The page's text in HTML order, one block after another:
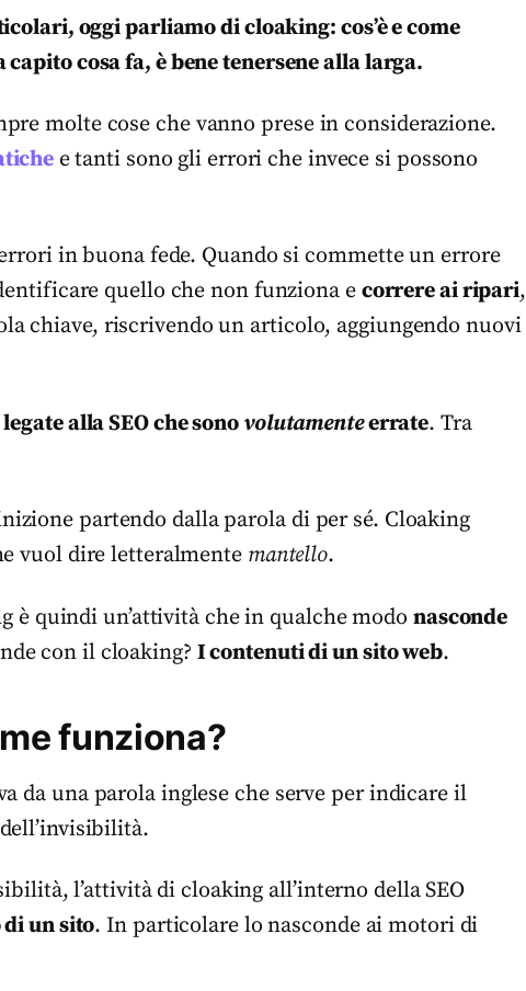
oggi parliamo di cloaking: cos’è e come
cosa fa, è bene tenersene alla larga.
molte cose che vanno prese in considerazione.
e tanti sono gli errori che invece si possono
in buona fede. Quando si commette un errore
quello che non funziona e correre ai ripari,
chiave, riscrivendo un articolo, aggiungendo nuovi
alla SEO che sono volutamenteerrate. Tra
partendo dalla parola di per sé. Cloaking
vuol dire letteralmente mantello.
è quindi un’attività che in qualche modo nasconde
con il cloaking? I contenuti di un sito web.
funziona?
da una parola inglese che serve per indicare il
l’attività di cloaking all’interno della SEO
di un sito. In particolare lo nasconde ai motori di